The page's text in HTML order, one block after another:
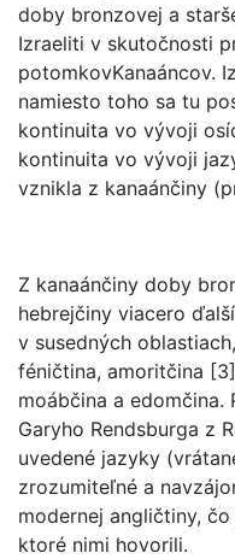
doby bronzovej a
Izraeliti v skutočnosti
potomkovKanaáncov.
namiesto toho sa tu
kontinuita vo vývoji
kontinuita vo vývoji
vznikla z kanaánčiny
Z kanaánčiny doby
hebrejčiny viacero
v susedných
féničtina, amoritčina
moábčina a
Garyho Rendsburga z
uvedené jazyky
zrozumiteľné a
modernej angličtiny,
ktoré nimi hovorili.